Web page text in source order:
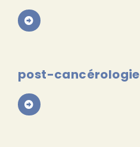
post-cancérologie